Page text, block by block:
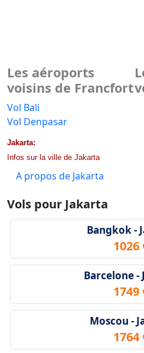
Les aéroports
voisins de Francfort
Vol Bali
Vol Denpasar
Jakarta:
Infos sur la ville de Jakarta
A propos de Jakarta
Vols pour Jakarta
Bangkok -
1026
Barcelone -
1749
Moscou -
1764